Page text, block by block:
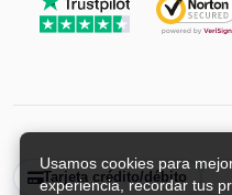
Usamos cookies para
experiencia, recordar tus
Tarjeta crédito/débito